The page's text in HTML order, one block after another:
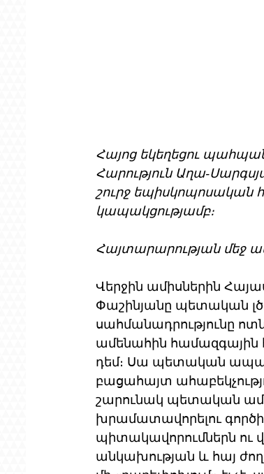
Հայոց եկեղեցու
Հարություն Աղա-
շուրջ եպիսկոպոսական
կապակցությամբ։
Հայտարարության մեջ
Վերջին ամիսներին
Փաշինյանը պետական
սահմանադրությունը
ամենահին համազգային
դեմ։ Սա պետական
բացահայտ
շարունակ պետական
խրամատավորելու
պիտակավորումներն ու
անկախության և հայ